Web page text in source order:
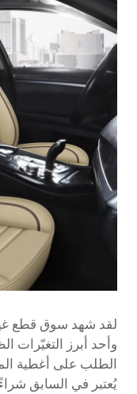
لقد شهد سوق قطع
وأحد أبرز التغيّرات
الطلب على أغطية
يُعتبر في السابق